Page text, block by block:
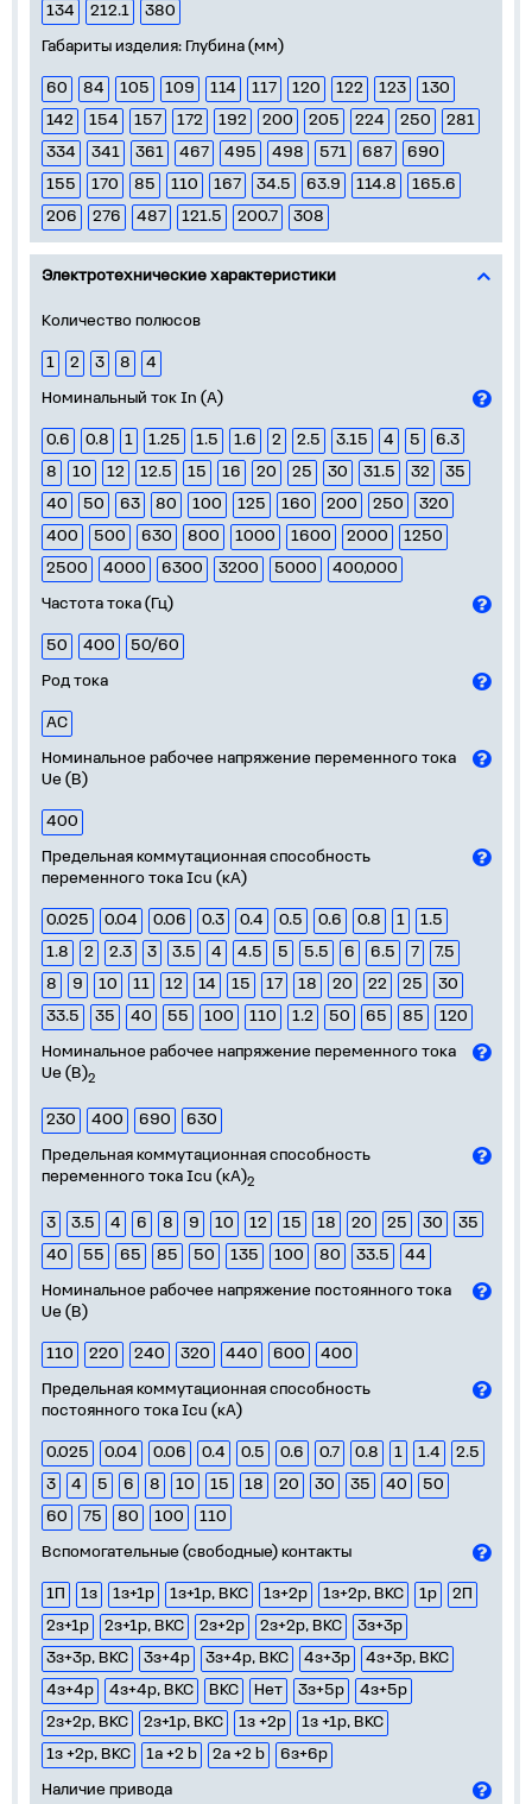
134
212.1
380
Габариты изделия: Глубина (мм)
60 84 105 109 114 117 120 122 123
130
142
154 157 172 192 200 205 224 250
281
334
341 361 467 495 498 571 687
690
155
170 85 110 167 34.5 63.9 114.8
165.6
206
276 487 121.5 200.7 308
Электротехнические характеристики
Количество полюсов
1 2 3 8
4
Номинальный ток In (А)
0.6 0.8 1 1.25 1.5 1.6 2 2.5 3.15 4 5
6.3
8
10 12 12.5 15 16 20 25 30 31.5 32
35
40
50 63 80 100 125 160 200 250
320
400
500 630 800 1000 1600 2000
1250
2500
4000 6300 3200 5000
400,000
Частота тока (Гц)
50 400
50/60
Род тока
AC
Номинальное рабочее напряжение переменного тока
Ue (В)
400
Предельная коммутационная способность
переменного тока Icu (кА)
0.025 0.04 0.06 0.3 0.4 0.5 0.6 0.8 1
1.5
1.8
2 2.3 3 3.5 4 4.5 5 5.5 6 6.5 7
7.5
8
9 10 11 12 14 15 17 18 20 22 25
30
33.5
35 40 55 100 110 1.2 50 65 85
120
Номинальное рабочее напряжение переменного тока
Ue (В)2
230 400 690
630
Предельная коммутационная способность
переменного тока Icu (кА)2
3 3.5 4 6 8 9 10 12 15 18 20 25 30
35
40
55 65 85 50 135 100 80 33.5
44
Номинальное рабочее напряжение постоянного тока
Ue (В)
110 220 240 320 440 600
400
Предельная коммутационная способность
постоянного тока Icu (кА)
0.025 0.04 0.06 0.4 0.5 0.6 0.7 0.8 1 1.4
2.5
3
4 5 6 8 10 15 18 20 30 35 40
50
60
75 80 100
110
Вспомогательные (свободные) контакты
1П 1з 1з+1р 1з+1р, ВКС 1з+2р 1з+2р, ВКС 1р
2П
2з+1р
2з+1р, ВКС 2з+2р 2з+2р, ВКС
3з+3р
3з+3р, ВКС
3з+4р 3з+4р, ВКС 4з+3р
4з+3р, ВКС
4з+4р
4з+4р, ВКС ВКС Нет 3з+5р
4з+5р
2з+2р, ВКС
2з+1р, ВКС 1з +2р
1з +1р, ВКС
1з +2р, ВКС
1а +2 b 2а +2 b
6з+6р
Наличие привода